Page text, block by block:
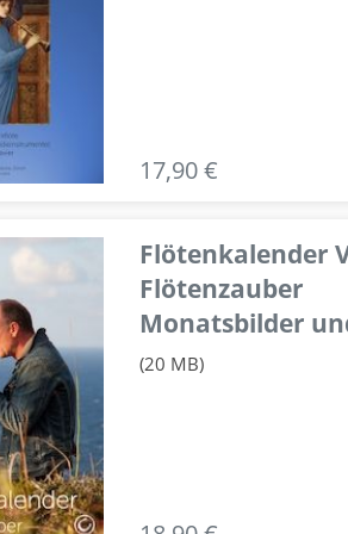
17,90 €
Flötenkalender
Flötenzauber
Monatsbilder
(20 MB)